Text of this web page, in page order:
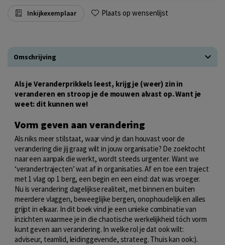
Inkijkexemplaar Plaats op wensenlijst
Omschrijving
Als je Veranderprikkels leest, krijg je (weer) zin in
veranderen en stroop je de mouwen alvast op. Want je
weet: dit kunnen we!
Vorm geven aan verandering
Als niks meer stilstaat, waar vind je dan houvast voor de
verandering die jij graag wilt in jouw organisatie? De zoektocht
naar een aanpak die werkt, wordt steeds urgenter. Want we
‘verandertrajecten’ wat af in organisaties. Af en toe een traject
met 1 vlag op 1 berg, een begin en een eind: dat was vroeger.
Nu is verandering dagelijkse realiteit, met binnen en buiten
meerdere vlaggen, beweeglijke bergen, onophoudelijk en alles
grijpt in elkaar. In dit boek vind je een unieke combinatie van
inzichten waarmee je in die chaotische werkelijkheid tóch vorm
kunt geven aan verandering. In welke rol je dat ook wilt:
adviseur, teamlid, leidinggevende, strateeg. Thuis kan ook:).